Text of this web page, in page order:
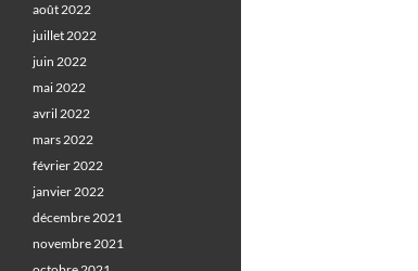
août 2022
juillet 2022
juin 2022
mai 2022
avril 2022
mars 2022
février 2022
janvier 2022
décembre 2021
novembre 2021